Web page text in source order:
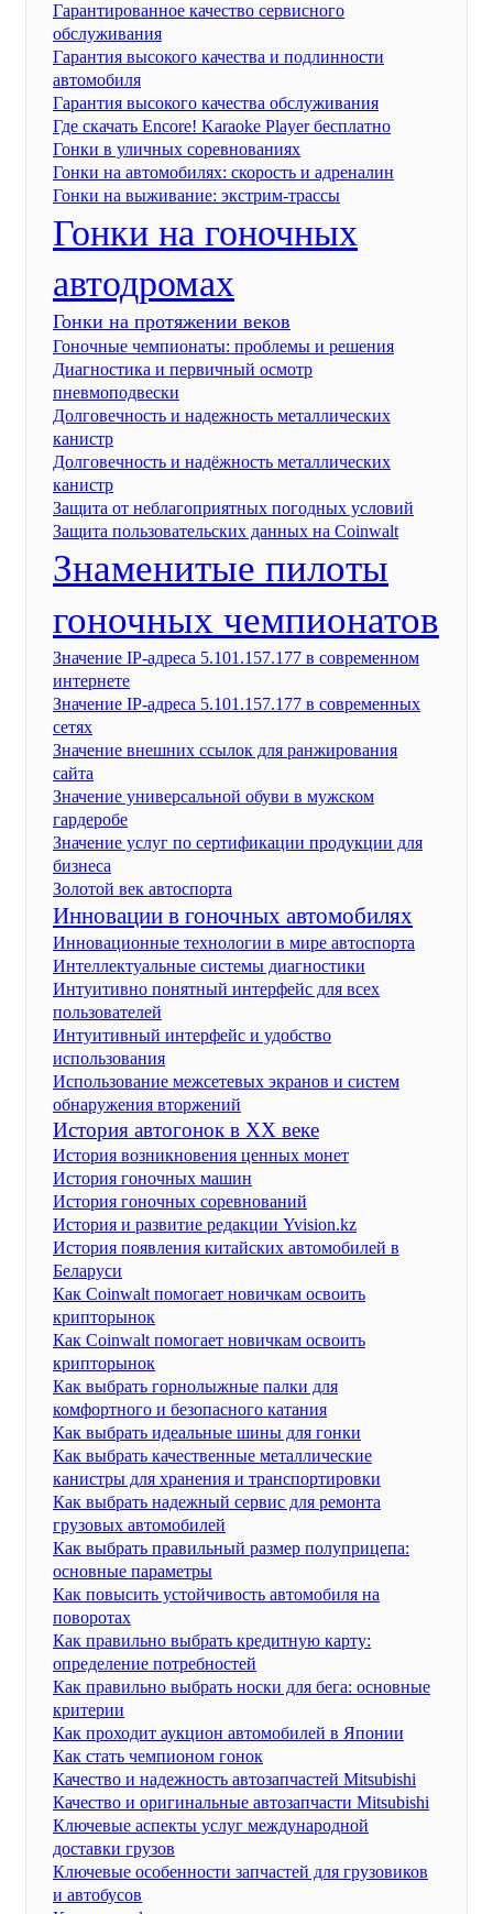
Гарантированное качество сервисного
обслуживания
Гарантия высокого качества и подлинности
автомобиля
Гарантия высокого качества обслуживания
Где скачать Encore! Karaoke Player бесплатно
Гонки в уличных соревнованиях
Гонки на автомобилях: скорость и адреналин
Гонки на выживание: экстрим-трассы
Гонки на гоночных
автодромах
Гонки на протяжении веков
Гоночные чемпионаты: проблемы и решения
Диагностика и первичный осмотр
пневмоподвески
Долговечность и надежность металлических
канистр
Долговечность и надёжность металлических
канистр
Защита от неблагоприятных погодных условий
Защита пользовательских данных на Coinwalt
Знаменитые пилоты
гоночных чемпионатов
Значение IP-адреса 5.101.157.177 в современном
интернете
Значение IP-адреса 5.101.157.177 в современных
сетях
Значение внешних ссылок для ранжирования
сайта
Значение универсальной обуви в мужском
гардеробе
Значение услуг по сертификации продукции для
бизнеса
Золотой век автоспорта
Инновации в гоночных автомобилях
Инновационные технологии в мире автоспорта
Интеллектуальные системы диагностики
Интуитивно понятный интерфейс для всех
пользователей
Интуитивный интерфейс и удобство
использования
Использование межсетевых экранов и систем
обнаружения вторжений
История автогонок в XX веке
История возникновения ценных монет
История гоночных машин
История гоночных соревнований
История и развитие редакции Yvision.kz
История появления китайских автомобилей в
Беларуси
Как Coinwalt помогает новичкам освоить
крипторынок
Как Coinwalt помогает новичкам освоить
крипторынок
Как выбрать горнолыжные палки для
комфортного и безопасного катания
Как выбрать идеальные шины для гонки
Как выбрать качественные металлические
канистры для хранения и транспортировки
Как выбрать надежный сервис для ремонта
грузовых автомобилей
Как выбрать правильный размер полуприцепа:
основные параметры
Как повысить устойчивость автомобиля на
поворотах
Как правильно выбрать кредитную карту:
определение потребностей
Как правильно выбрать носки для бега: основные
критерии
Как проходит аукцион автомобилей в Японии
Как стать чемпионом гонок
Качество и надежность автозапчастей Mitsubishi
Качество и оригинальные автозапчасти Mitsubishi
Ключевые аспекты услуг международной
доставки грузов
Ключевые особенности запчастей для грузовиков
и автобусов